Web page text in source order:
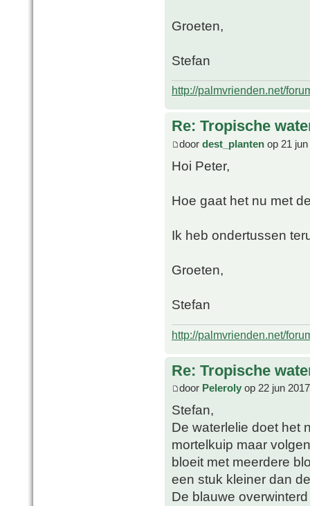
Groeten,
Stefan
http://palmvrienden.net/
Re: Tropische
door dest_planten op 21
Hoi Peter,
Hoe gaat het nu met
Ik heb ondertussen
Groeten,
Stefan
http://palmvrienden.net/
Re: Tropische
door Peleroly op 22 jun
Stefan,
De waterlelie doet het
mortelkuip maar
bloeit met meerdere
een stuk kleiner dan
De blauwe